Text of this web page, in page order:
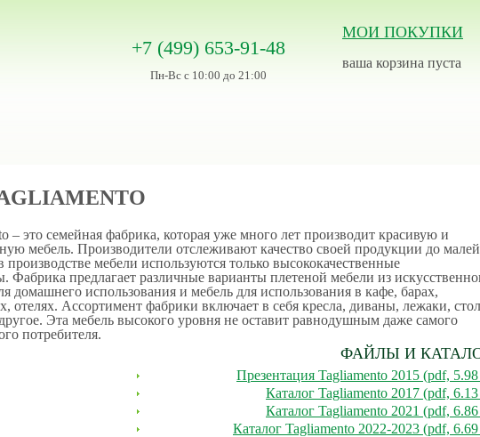
МОИ ПОКУПКИ
ваша корзина пуста
+7 (499) 653-91-48
Пн-Вс с 10:00 до 21:00
– это семейная фабрика, которая уже много лет производит красивую и
мебель. Производители отслеживают качество своей продукции до
производстве мебели используются только высококачественные
Фабрика предлагает различные варианты плетеной мебели из
домашнего использования и мебель для использования в кафе, барах,
отелях. Ассортимент фабрики включает в себя кресла, диваны, лежаки,
Эта мебель высокого уровня не оставит равнодушным даже самого
потребителя.
ФАЙЛЫ И
Презентация Tagliamento 2015 (pdf,
Каталог Tagliamento 2017 (pdf,
Каталог Tagliamento 2021 (pdf,
Каталог Tagliamento 2022-2023 (pdf,